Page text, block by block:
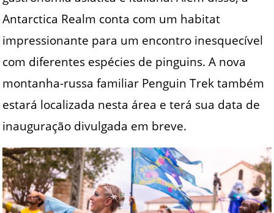
Antarctica Realm conta com um habitat
impressionante para um encontro inesquecível
com diferentes espécies de pinguins. A nova
montanha-russa familiar Penguin Trek também
estará localizada nesta área e terá sua data de
inauguração divulgada em breve.